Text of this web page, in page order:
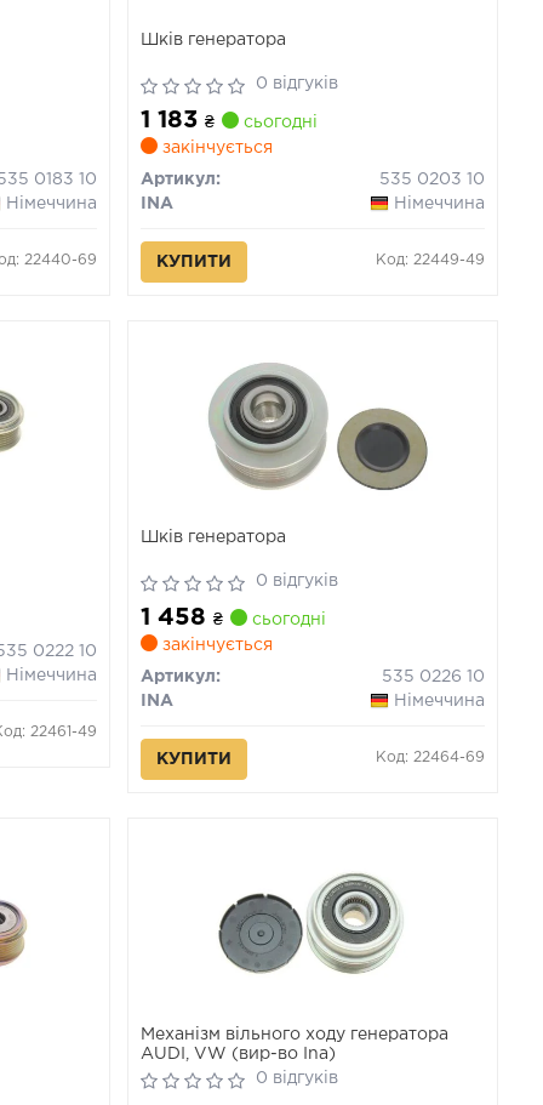
0183 10
Німеччина
22440-69
Шків генератора
0 відгуків
1 183₴
сьогодні
закінчується
Артикул:
535 0203 10
INA
Німеччина
КУПИТИ Код: 22449-49
0222 10
Німеччина
22461-49
Шків генератора
0 відгуків
1 458₴
сьогодні
закінчується
Артикул:
535 0226 10
INA
Німеччина
КУПИТИ Код: 22464-69
Механізм вільного ходу генератора
AUDI, VW (вир-во Ina)
0 відгуків